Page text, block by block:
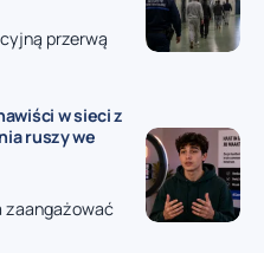
przerwą
w sieci z
ruszy we
zaangażować